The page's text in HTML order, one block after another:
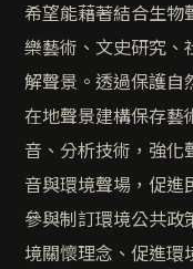
希望能藉著結合生物
樂藝術、文史研究、
解聲景。透過保護自
在地聲景建構保存藝
音、分析技術，強化
音與環境聲場，促進
參與制訂環境公共政
境關懷理念、促進環